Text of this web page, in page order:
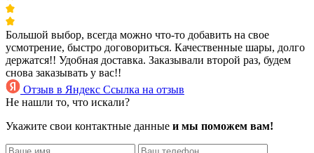
Большой выбор, всегда можно что-то добавить на свое
усмотрение, быстро договориться. Качественные шары, долго
держатся!! Удобная доставка. Заказывали второй раз, будем
снова заказывать у вас!!
Отзыв в Яндекс Ссылка на отзыв
Не нашли то, что искали?
Укажите свои контактные данные и мы поможем вам!